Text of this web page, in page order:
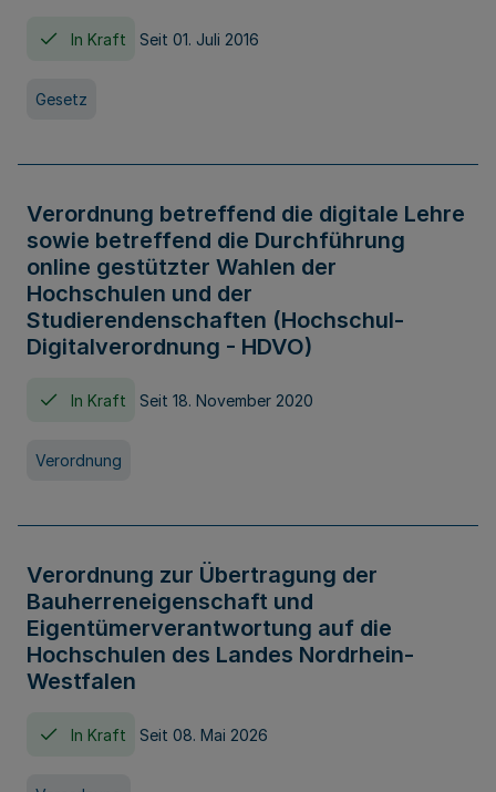
In Kraft Seit 01. Juli 2016
Gesetz
Verordnung betreffend die digitale Lehre
sowie betreffend die Durchführung
online gestützter Wahlen der
Hochschulen und der
Studierendenschaften (Hochschul-
Digitalverordnung - HDVO)
In Kraft Seit 18. November 2020
Verordnung
Verordnung zur Übertragung der
Bauherreneigenschaft und
Eigentümerverantwortung auf die
Hochschulen des Landes Nordrhein-
Westfalen
In Kraft Seit 08. Mai 2026